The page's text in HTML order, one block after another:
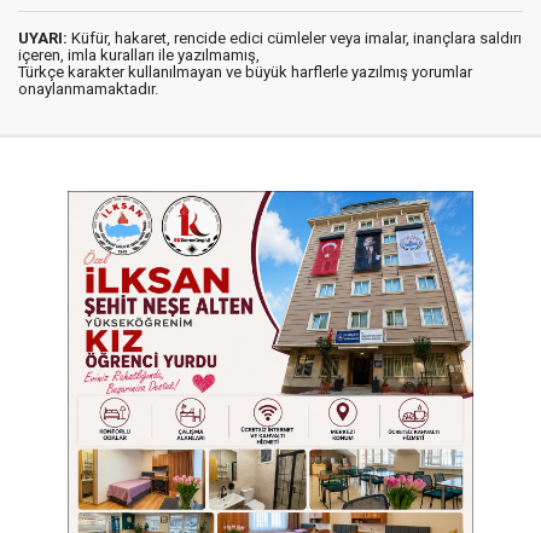
UYARI: Küfür, hakaret, rencide edici cümleler veya imalar, inançlara saldırı
içeren, imla kuralları ile yazılmamış,
Türkçe karakter kullanılmayan ve büyük harflerle yazılmış yorumlar
onaylanmamaktadır.